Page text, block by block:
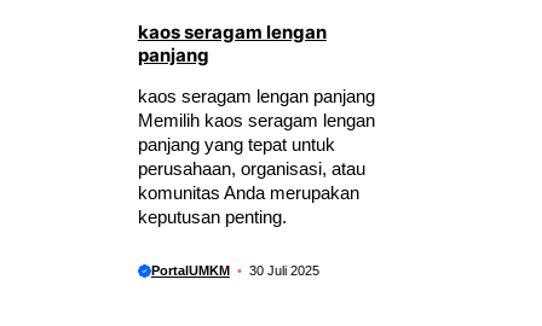
kaos seragam lengan
panjang
kaos seragam lengan panjang
Memilih kaos seragam lengan
panjang yang tepat untuk
perusahaan, organisasi, atau
komunitas Anda merupakan
keputusan penting.
PortalUMKM 30 Juli 2025